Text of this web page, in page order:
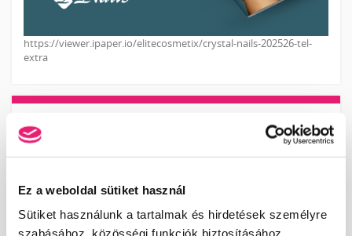
Ez a weboldal sütiket használ
Sütiket használunk a tartalmak és hirdetések személyre
szabásához, közösségi funkciók biztosításához,
https://viewer.ipaper.io/elitecosmetix/crystal-nails-202526-tel-
extra
KOSÁR TARTALMA
A kosár üres.
KOSÁR